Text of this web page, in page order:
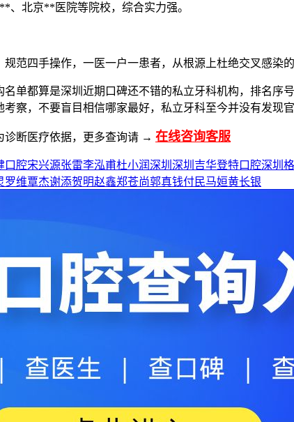
北京**医院等院校，综合实力强。
范四手操作，一医一户一患者，从根源上杜绝交叉感染
单都算是深圳近期口碑还不错的私立牙科机构，排名
考察，不要盲目相信哪家最好，私立牙科至今并没有发现
诊断医疗依据，更多查询请 → 在线咨询客服
口腔宋兴源张雷李泓甫杜小润深圳 深圳吉华登特口腔深圳
罗维覃杰谢添贺明赵鑫郑苍尚郭真钱付民马姮黄长银